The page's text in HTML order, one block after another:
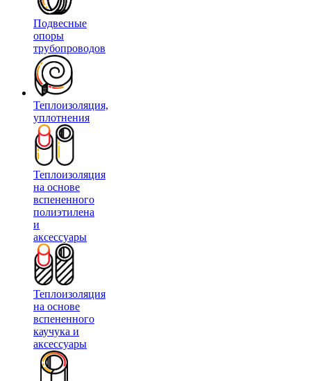
Подвесные
опоры
трубопроводов
Теплоизоляция,
уплотнения
Теплоизоляция
на основе
вспененного
полиэтилена
и
аксессуары
Теплоизоляция
на основе
вспененного
каучука и
аксессуары